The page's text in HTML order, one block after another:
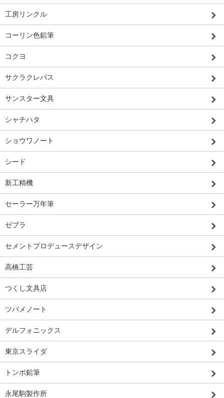
工房リンクル
コーリン色鉛筆
コクヨ
サクラクレパス
サンスター文具
シャチハタ
ショウワノート
シード
新工精機
セーラー万年筆
ゼブラ
セメントプロデュースデザイン
高橋工芸
つくし文具店
ツバメノート
デルフォニックス
東京スライダ
トンボ鉛筆
永尾駒製作所